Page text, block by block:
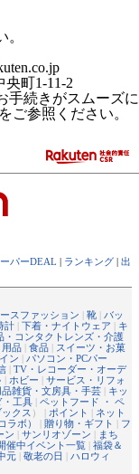
央町1-11-2
手続きがスムーズに
をご参照ください。
パーDEAL | ランキング | 出
スファッション | 靴 | バッ
計 | 下着・ナイトウェア | キ
・コンタクトレンズ・介護
用品 | 食品 | スイーツ・お菓
ン | パソコン・PCパー
| TV・レコーダー・オーデ
| ホビー | サービス・リフォ
品雑貨・文房具・手芸 | キッ
・工具 | ペットフード ・ ペ
クス ） | ポイント | ネット
ラボ） | 贈り物・ギフト | フ
ン | サンリオゾーン | まち
催中イベント一覧 | 福袋＆
元 | 敬老の日 | ハロウィ